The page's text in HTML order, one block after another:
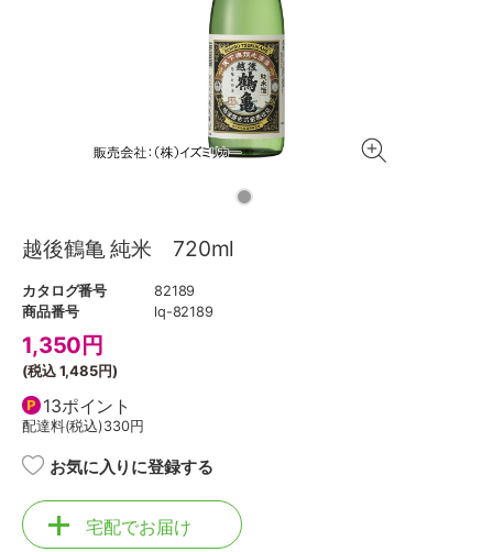
越後鶴亀 純米 720ml
カタログ番号
82189
商品番号
lq-82189
1,350 円
(税込1,485円)
13ポイント
配達料(税込)330円
お気に入りに登録する
宅配でお届け